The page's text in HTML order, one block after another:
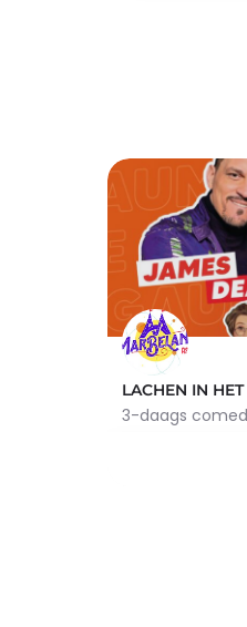
LACHEN IN
Rue de la
20